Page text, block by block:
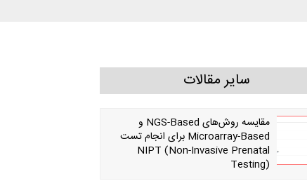
سایر مقالات
مقایسه روش‌های NGS-Based و
Microarray-Based برای انجام تست
NIPT (Non-Invasive Prenatal
Testing)